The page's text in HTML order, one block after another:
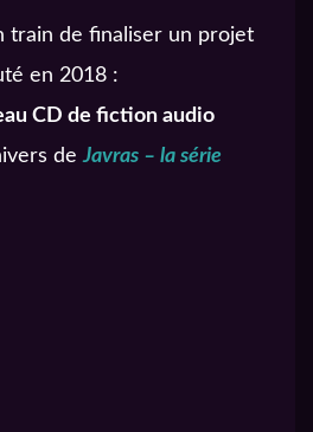
précédentes.
train de finaliser un projet
en 2018 :
CD de fiction audio
deJavras – la série